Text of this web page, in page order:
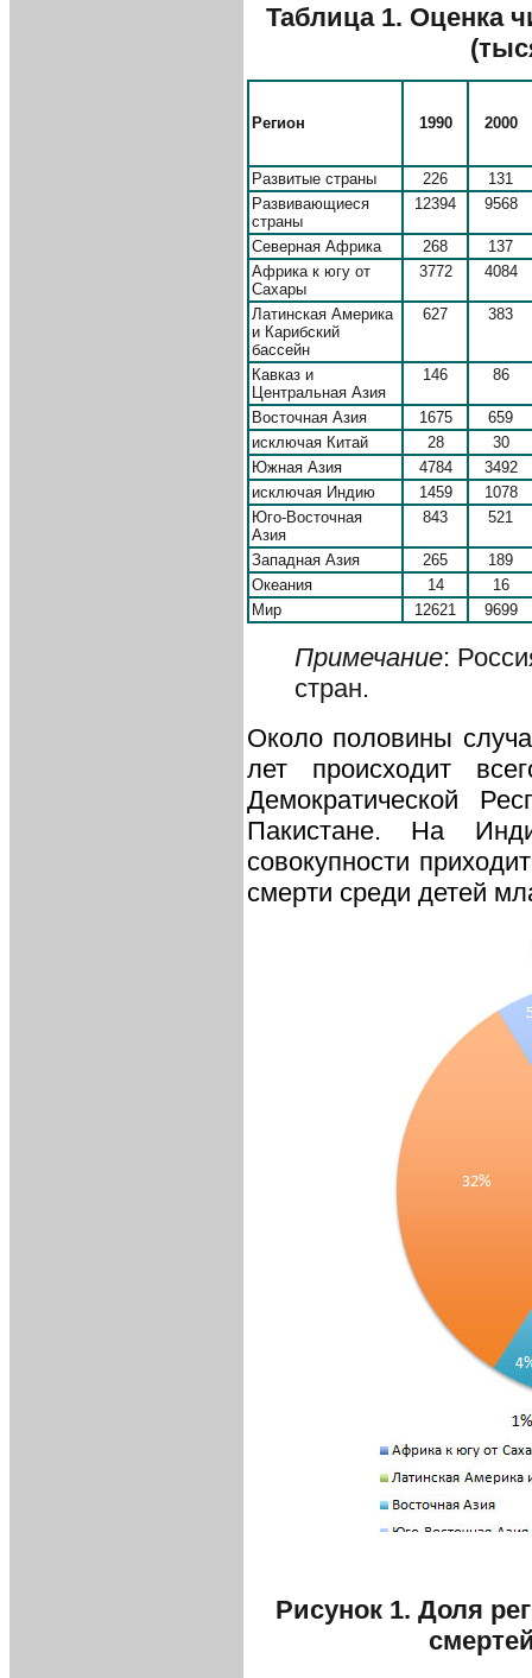
Таблица 1. Оценка
Регион 1990 2000
Развитые страны 226
131
Развивающиеся
страны
12394 9568
Северная Африка 268
137
Африка к югу от
Сахары
3772 4084
Латинская Америка
и Карибский
бассейн
627 383
Кавказ и
Центральная Азия
146 86
Восточная Азия 1675
659
исключая Китай
28
30
Южная Азия
4784
3492
исключая Индию
1459
1078
Юго-Восточная
Азия
843 521
Западная Азия 265
189
Океания
14
16
Мир
12621 9699
Примечание:
стран.
Около половины
лет происходит
Демократической
Пакистане. На
совокупности
смерти среди детей
Рисунок 1. Доля